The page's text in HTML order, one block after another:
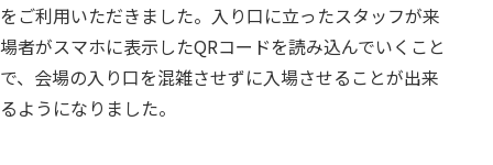
をご利用いただきました。入り口に立ったスタッフが来
場者がスマホに表示したQRコードを読み込んでいくこと
で、会場の入り口を混雑させずに入場させることが出来
るようになりました。